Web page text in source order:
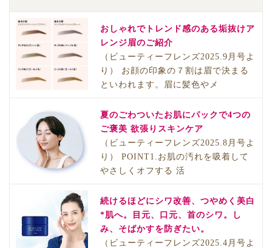
おしゃれでトレンド感のある垢抜けア
レンジ眉のご紹介
（ビューティーフレンズ2025.9月号よ
り） お顔の印象の７割は眉で決まる
といわれます。眉に髪色やメ
夏のごわついたお肌にパックで4つの
ご褒美 欲張りスキンケア
（ビューティーフレンズ2025.8月号よ
り） POINT1.お肌の汚れを吸着して
やさしくオフする 活
続けるほどにシワ改善、つやめく美白
*肌へ。目元、口元、首のシワ。し
み、そばかすを防ぎたい。
（ビューティーフレンズ2025.4月号よ